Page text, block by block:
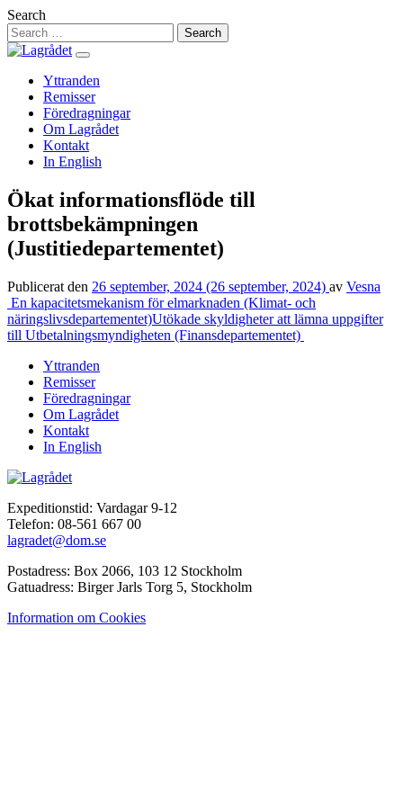
Hoppa
till
innehåll
Search
Yttranden
Remisser
Föredragningar
Om Lagrådet
Kontakt
In English
Ökat informationsflöde till
brottsbekämpningen
(Justitiedepartementet)
Publicerat den 26 september, 2024 (26 september, 2024) av Vesna
Inläggsnavigering
En kapacitetsmekanism för elmarknaden (Klimat- och
näringslivsdepartementet)Utökade skyldigheter att lämna uppgifter
till Utbetalningsmyndigheten (Finansdepartementet)
Yttranden
Remisser
Föredragningar
Om Lagrådet
Kontakt
In English
Expeditionstid: Vardagar 9-12
Telefon: 08-561 667 00
lagradet@dom.se
Postadress: Box 2066, 103 12 Stockholm
Gatuadress: Birger Jarls Torg 5, Stockholm
Information om Cookies